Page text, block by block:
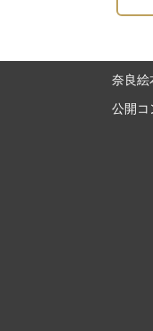
奈良
公開コ